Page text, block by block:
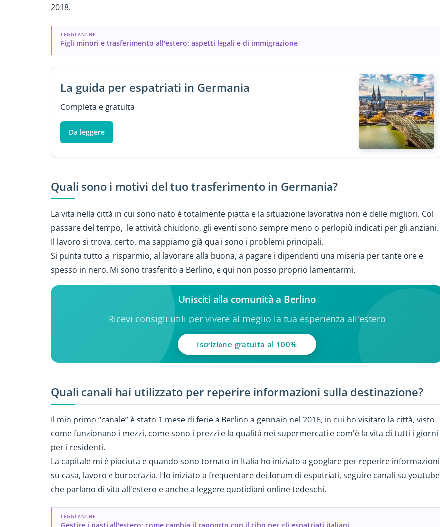
2018.
LEGGI ANCHE
Figli minori e trasferimento all'estero: aspetti legali e di immigrazione
La guida per espatriati in Germania
Completa e gratuita
Da leggere
Quali sono i motivi del tuo trasferimento in Germania?
La vita nella città in cui sono nato è totalmente piatta e la situazione lavorativa non è delle migliori. Col
passare del tempo, le attività chiudono, gli eventi sono sempre meno o perlopiù indicati per gli anziani.
Il lavoro si trova, certo, ma sappiamo già quali sono i problemi principali.
Si punta tutto al risparmio, al lavorare alla buona, a pagare i dipendenti una miseria per tante ore e
spesso in nero. Mi sono trasferito a Berlino, e qui non posso proprio lamentarmi.
Unisciti alla comunità a Berlino
Ricevi consigli utili per vivere al meglio la tua esperienza all'estero
Iscrizione gratuita al 100%
Quali canali hai utilizzato per reperire informazioni sulla destinazione?
Il mio primo “canale” è stato 1 mese di ferie a Berlino a gennaio nel 2016, in cui ho visitato la città, visto
come funzionano i mezzi, come sono i prezzi e la qualità nei supermercati e com'è la vita di tutti i giorni
per i residenti.
La capitale mi è piaciuta e quando sono tornato in Italia ho iniziato a googlare per reperire informazioni
su casa, lavoro e burocrazia. Ho iniziato a frequentare dei forum di espatriati, seguire canali su youtube
che parlano di vita all'estero e anche a leggere quotidiani online tedeschi.
LEGGI ANCHE
Gestire i pasti all'estero: come cambia il rapporto con il cibo per gli espatriati italiani